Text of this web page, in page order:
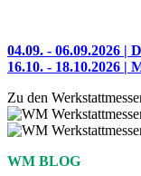
04.09. - 06.09.2026 |
16.10. - 18.10.2026 |
Zu den
WM BLOG